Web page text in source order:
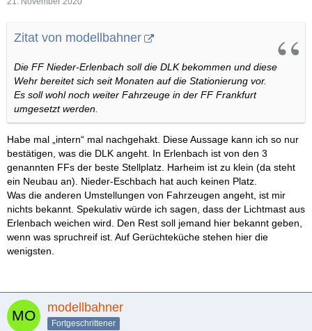
Zitat von modellbahner
Die FF Nieder-Erlenbach soll die DLK bekommen und diese
Wehr bereitet sich seit Monaten auf die Stationierung vor.
Es soll wohl noch weiter Fahrzeuge in der FF Frankfurt
umgesetzt werden.
Habe mal „intern“ mal nachgehakt. Diese Aussage kann ich so nur
bestätigen, was die DLK angeht. In Erlenbach ist von den 3
genannten FFs der beste Stellplatz. Harheim ist zu klein (da steht
ein Neubau an). Nieder-Eschbach hat auch keinen Platz.
Was die anderen Umstellungen von Fahrzeugen angeht, ist mir
nichts bekannt. Spekulativ würde ich sagen, dass der Lichtmast aus
Erlenbach weichen wird. Den Rest soll jemand hier bekannt geben,
wenn was spruchreif ist. Auf Gerüchteküche stehen hier die
wenigsten.
modellbahner
Fortgeschrittener